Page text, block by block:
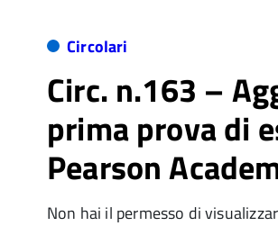
Circolari
Circ. n.163 –
prima prova di
Pearson
Non hai il permesso di